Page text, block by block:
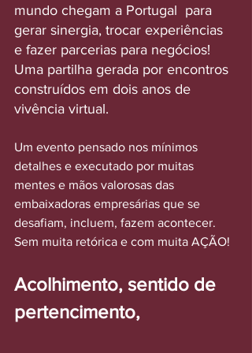
mundo chegam a Portugal  para
gerar sinergia, trocar experiências
e fazer parcerias para negócios!
Uma partilha gerada por encontros
construídos em dois anos de
vivência virtual.
Um evento pensado nos mínimos
detalhes e executado por muitas
mentes e mãos valorosas das
embaixadoras empresárias que se
desafiam, incluem, fazem acontecer.
Sem muita retórica e com muita AÇÃO!
Acolhimento, sentido de
pertencimento,